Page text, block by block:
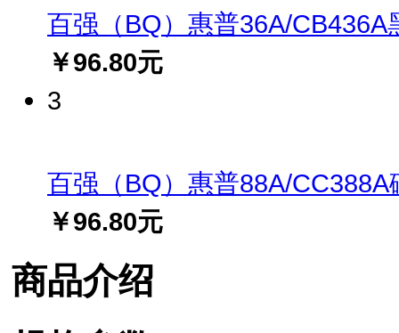
百强（BQ）惠普36A/
￥96.80元
3
百强（BQ）惠普88A/
￥96.80元
商品介绍